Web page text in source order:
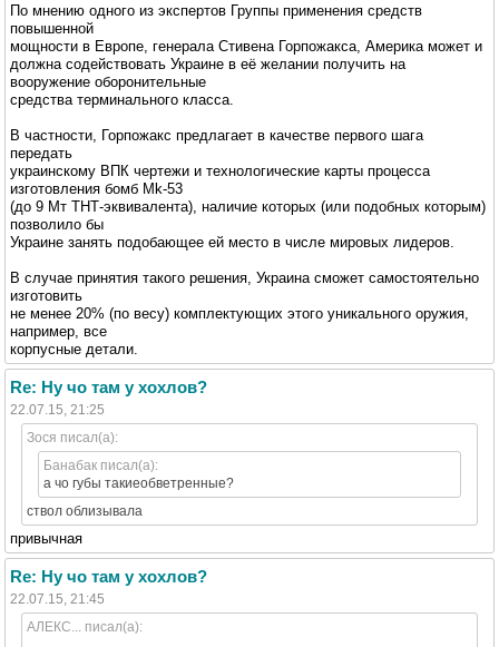
По мнению одного из экспертов Группы применения средств
повышенной
мощности в Европе, генерала Стивена Горпожакса, Америка может и
должна содействовать Украине в её желании получить на
вооружение оборонительные
средства терминального класса.
В частности, Горпожакс предлагает в качестве первого шага
передать
украинскому ВПК чертежи и технологические карты процесса
изготовления бомб Mk-53
(до 9 Мт ТНТ-эквивалента), наличие которых (или подобных которым)
позволило бы
Украине занять подобающее ей место в числе мировых лидеров.
В случае принятия такого решения, Украина сможет самостоятельно
изготовить
не менее 20% (по весу) комплектующих этого уникального оружия,
например, все
корпусные детали.
Re: Ну чо там у хохлов?
22.07.15, 21:25
Зося писал(а):
Банабак писал(а):
а чо губы такиеобветренные?
ствол облизывала
привычная
Re: Ну чо там у хохлов?
22.07.15, 21:45
АЛЕКС... писал(а):